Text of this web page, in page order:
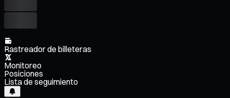
Rastreador de billeteras
Monitoreo
Posiciones
Lista de seguimiento